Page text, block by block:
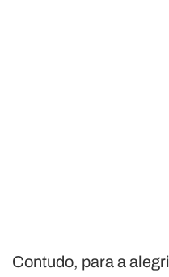
Contudo, para a